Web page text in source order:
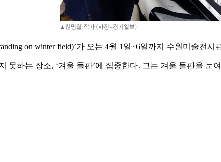
▲천명철 작가 (사진=경기일보)
on winter field)’가 오는 4월 1일~6일까지 수원미술전시
못하는 장소, ‘겨울 들판’에 집중한다. 그는 겨울 들판을